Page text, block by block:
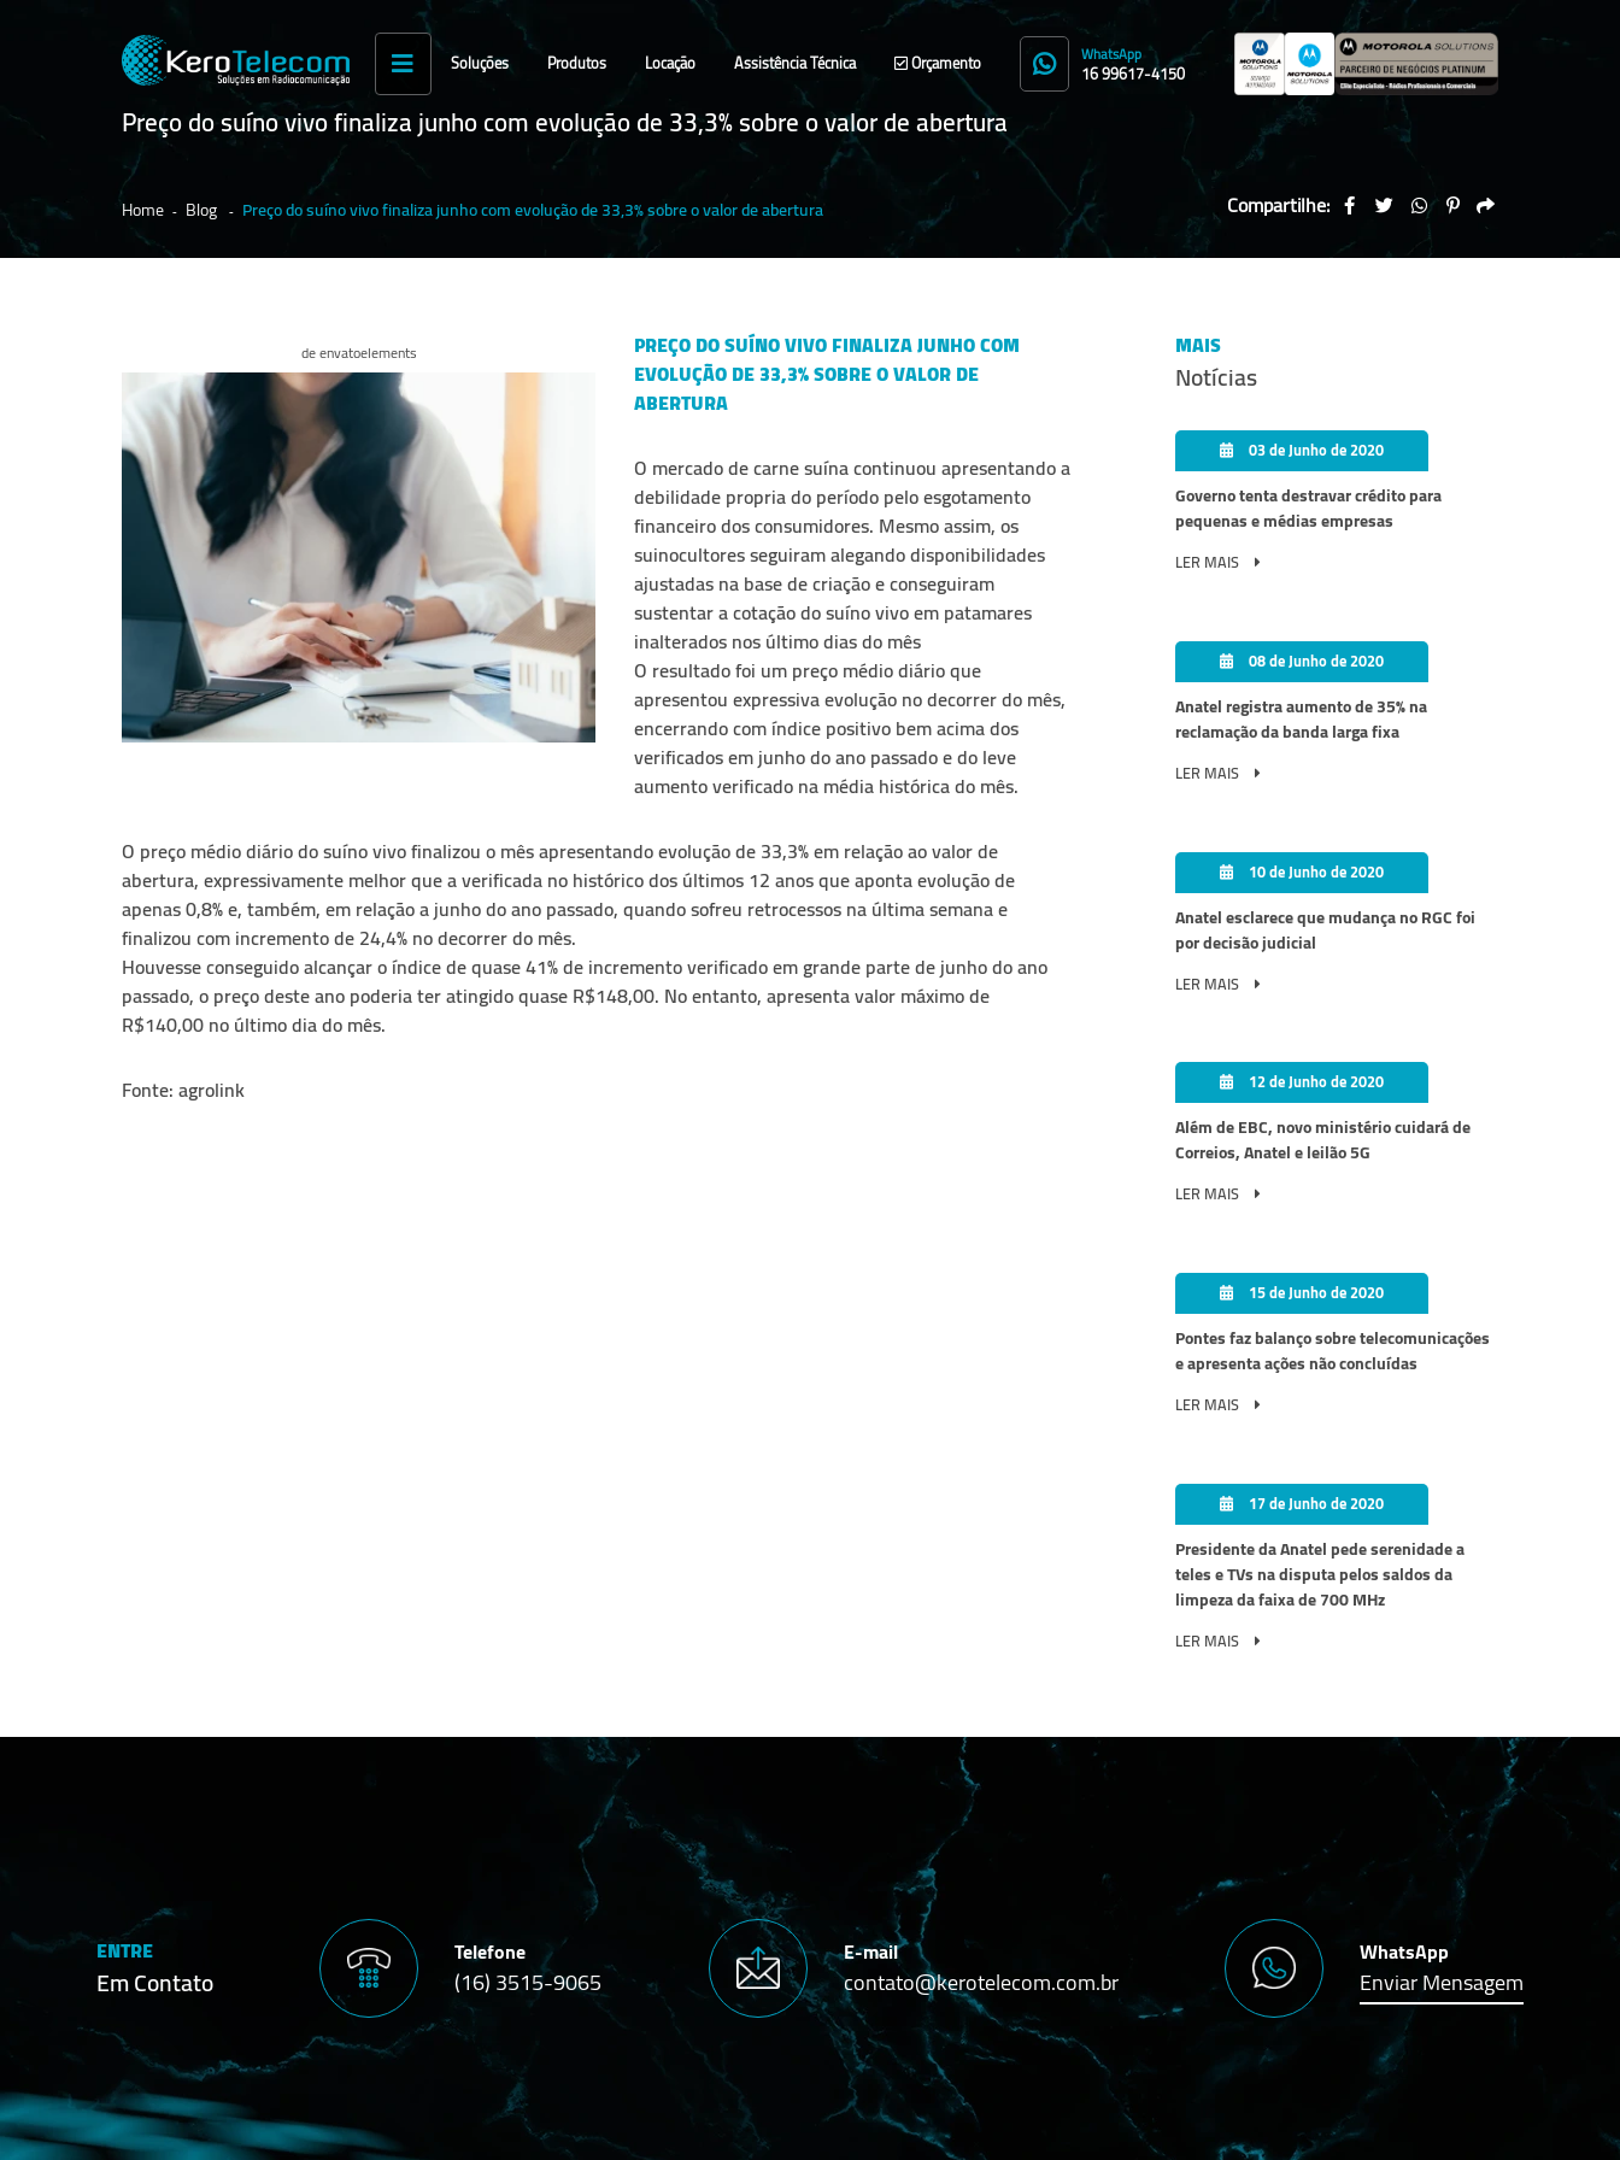
Soluções Produtos Locação Assistência Técnica Orçamento WhatsApp
16 99617-4150
Preço do suíno vivo finaliza junho com evolução de 33,3% sobre o valor de abertura
Home Blog Preço do suíno vivo finaliza junho com evolução de 33,3% sobre o valor de abertura Compartilhe:
de envatoelements
PREÇO DO SUÍNO VIVO FINALIZA JUNHO COM
EVOLUÇÃO DE 33,3% SOBRE O VALOR DE
ABERTURA
O mercado de carne suína continuou apresentando a
debilidade propria do período pelo esgotamento
financeiro dos consumidores. Mesmo assim, os
suinocultores seguiram alegando disponibilidades
ajustadas na base de criação e conseguiram
sustentar a cotação do suíno vivo em patamares
inalterados nos último dias do mês
O resultado foi um preço médio diário que
apresentou expressiva evolução no decorrer do mês,
encerrando com índice positivo bem acima dos
verificados em junho do ano passado e do leve
aumento verificado na média histórica do mês.
O preço médio diário do suíno vivo finalizou o mês apresentando evolução de 33,3% em relação ao valor de
abertura, expressivamente melhor que a verificada no histórico dos últimos 12 anos que aponta evolução de
apenas 0,8% e, também, em relação a junho do ano passado, quando sofreu retrocessos na última semana e
finalizou com incremento de 24,4% no decorrer do mês.
Houvesse conseguido alcançar o índice de quase 41% de incremento verificado em grande parte de junho do ano
passado, o preço deste ano poderia ter atingido quase R$148,00. No entanto, apresenta valor máximo de
R$140,00 no último dia do mês.
Fonte: agrolink
MAIS
Notícias
03 de Junho de 2020
Governo tenta destravar crédito para
pequenas e médias empresas
LER MAIS
08 de Junho de 2020
Anatel registra aumento de 35% na
reclamação da banda larga fixa
LER MAIS
10 de Junho de 2020
Anatel esclarece que mudança no RGC foi
por decisão judicial
LER MAIS
12 de Junho de 2020
Além de EBC, novo ministério cuidará de
Correios, Anatel e leilão 5G
LER MAIS
15 de Junho de 2020
Pontes faz balanço sobre telecomunicações
e apresenta ações não concluídas
LER MAIS
17 de Junho de 2020
Presidente da Anatel pede serenidade a
teles e TVs na disputa pelos saldos da
limpeza da faixa de 700 MHz
LER MAIS
ENTRE
Em Contato
Telefone
(16) 3515-9065
E-mail
contato@kerotelecom.com.br
WhatsApp
Enviar Mensagem